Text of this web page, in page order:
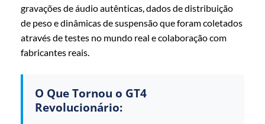
gravações de áudio autênticas, dados de distribuição
de peso e dinâmicas de suspensão que foram coletados
através de testes no mundo real e colaboração com
fabricantes reais.
O Que Tornou o GT4
Revolucionário: